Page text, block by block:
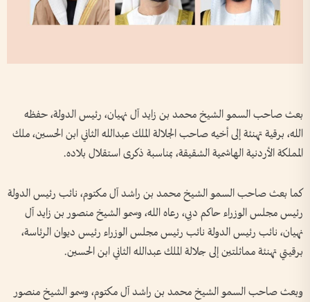
بعث صاحب السمو الشيخ محمد بن زايد آل نهيان، رئيس الدولة، حفظه
الله، برقية تهنئة إلى أخيه صاحب الجلالة الملك عبدالله الثاني ابن الحسين، ملك
المملكة الأردنية الهاشمية الشقيقة، بمناسبة ذكرى استقلال بلاده.
كما بعث صاحب السمو الشيخ محمد بن راشد آل مكتوم، نائب رئيس الدولة
رئيس مجلس الوزراء حاكم دبي، رعاه الله، وسمو الشيخ منصور بن زايد آل
نهيان، نائب رئيس الدولة نائب رئيس مجلس الوزراء رئيس ديوان الرئاسة،
برقيتي تهنئة مماثلتين إلى جلالة الملك عبدالله الثاني ابن الحسين.
وبعث صاحب السمو الشيخ محمد بن راشد آل مكتوم، وسمو الشيخ منصور